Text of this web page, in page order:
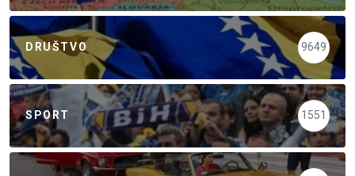
DRUŠTVO 9649
SPORT 1551